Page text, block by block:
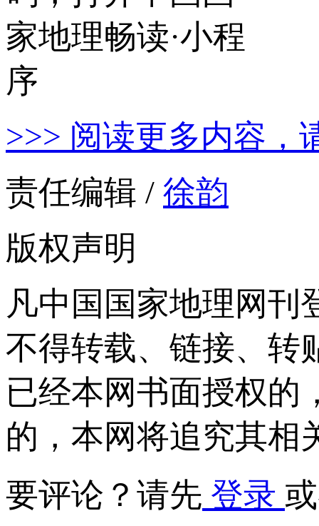
>>> 阅读更多内容，
责任编辑 / 徐韵
版权声明
凡中国国家地理网刊
不得转载、链接、转
已经本网书面授权的
的，本网将追究其相
要评论？请先 登录